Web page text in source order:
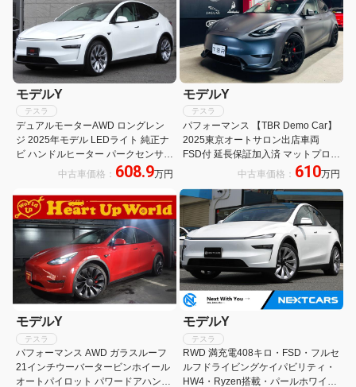
モデルY
テスラ
デュアルモーターAWD ロングレン
ジ 2025年モデル LEDライト 純正ナ
ビ ハンドルヒーター パークセンサー
パノラマルーフ パワーシート パワー
リアゲート ETC 全席シートヒーター
HW4 純正20インチAW
中古車価格： 608.9万円
モデルY
テスラ
パフォーマンス 【TBR Demo Car】
2025東京オートサロン出店車両
FSD付 延長保証加入済 マットプロテ
クションフィルム TBR車高調
中古車価格： 610万円
モデルY
テスラ
パフォーマンス AWD ガラスルーフ
21インチウーバータービンホイール
オートパイロット パワードアハンド
モデルY
テスラ
RWD 満充電408キロ・FSD・フルセ
ルフドライビングケイパビリティ・
HW4・Ryzen搭載・パールホワイト